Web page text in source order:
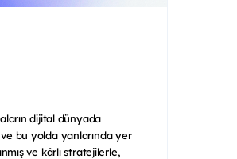
dijital dünyada
bu yolda yanlarında yer
ve kârlı stratejilerle,